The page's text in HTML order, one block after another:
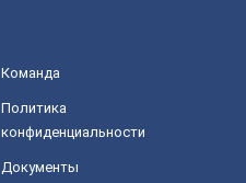
Команда
Политика
конфиденциальности
Документы